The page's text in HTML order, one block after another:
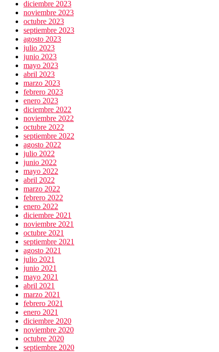
diciembre 2023
noviembre 2023
octubre 2023
septiembre 2023
agosto 2023
julio 2023
junio 2023
mayo 2023
abril 2023
marzo 2023
febrero 2023
enero 2023
diciembre 2022
noviembre 2022
octubre 2022
septiembre 2022
agosto 2022
julio 2022
junio 2022
mayo 2022
abril 2022
marzo 2022
febrero 2022
enero 2022
diciembre 2021
noviembre 2021
octubre 2021
septiembre 2021
agosto 2021
julio 2021
junio 2021
mayo 2021
abril 2021
marzo 2021
febrero 2021
enero 2021
diciembre 2020
noviembre 2020
octubre 2020
septiembre 2020